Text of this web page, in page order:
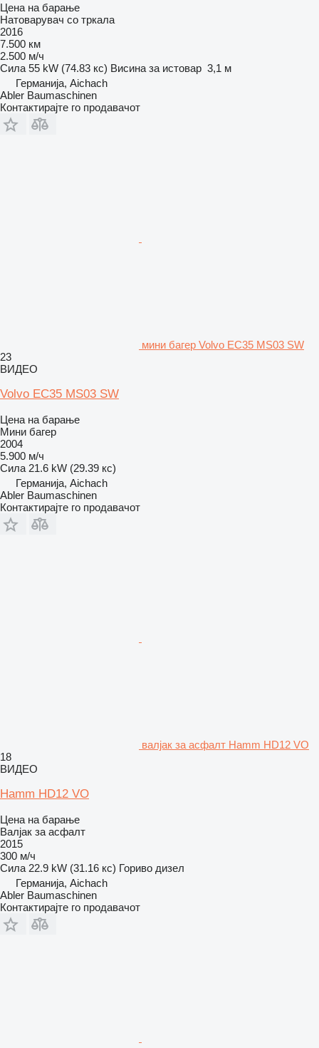
Цена на барање
Натоварувач со тркала
2016
7.500 км
2.500 м/ч
Сила 55 kW (74.83 кс) Висина за истовар 3,1 м
Германија, Aichach
Abler Baumaschinen
Контактирајте го продавачот
мини багер Volvo EC35 MS03 SW
23
ВИДЕО
Volvo EC35 MS03 SW
Цена на барање
Мини багер
2004
5.900 м/ч
Сила 21.6 kW (29.39 кс)
Германија, Aichach
Abler Baumaschinen
Контактирајте го продавачот
валјак за асфалт Hamm HD12 VO
18
ВИДЕО
Hamm HD12 VO
Цена на барање
Валјак за асфалт
2015
300 м/ч
Сила 22.9 kW (31.16 кс) Гориво дизел
Германија, Aichach
Abler Baumaschinen
Контактирајте го продавачот